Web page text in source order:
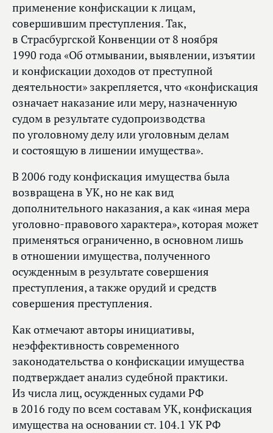
применение конфискации к лицам,
совершившим преступления. Так,
в Страсбургской Конвенции от 8 ноября
1990 года «Об отмывании, выявлении, изъятии
и конфискации доходов от преступной
деятельности» закрепляется, что «конфискация
означает наказание или меру, назначенную
судом в результате судопроизводства
по уголовному делу или уголовным делам
и состоящую в лишении имущества».
В 2006 году конфискация имущества была
возвращена в УК, но не как вид
дополнительного наказания, а как «иная мера
уголовно-правового характера», которая может
применяться ограниченно, в основном лишь
в отношении имущества, полученного
осужденным в результате совершения
преступления, а также орудий и средств
совершения преступления.
Как отмечают авторы инициативы,
неэффективность современного
законодательства о конфискации имущества
подтверждает анализ судебной практики.
Из числа лиц, осужденных судами РФ
в 2016 году по всем составам УК, конфискация
имущества на основании ст. 104.1 УК РФ